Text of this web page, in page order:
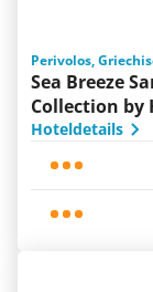
Perivolos,
Sea Breeze
Collection by
Hoteldetails